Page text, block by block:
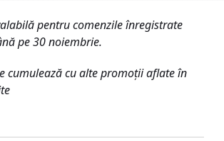
pentru comenzile înregistrate
pe 30 noiembrie.
cumulează cu alte promoţii aflate în